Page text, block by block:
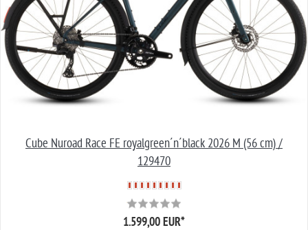
Cube Nuroad Race FE royalgreen´n´black 2026 M (56 cm) /
129470
1.599,00 EUR*